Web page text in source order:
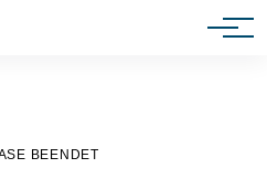
BEENDET